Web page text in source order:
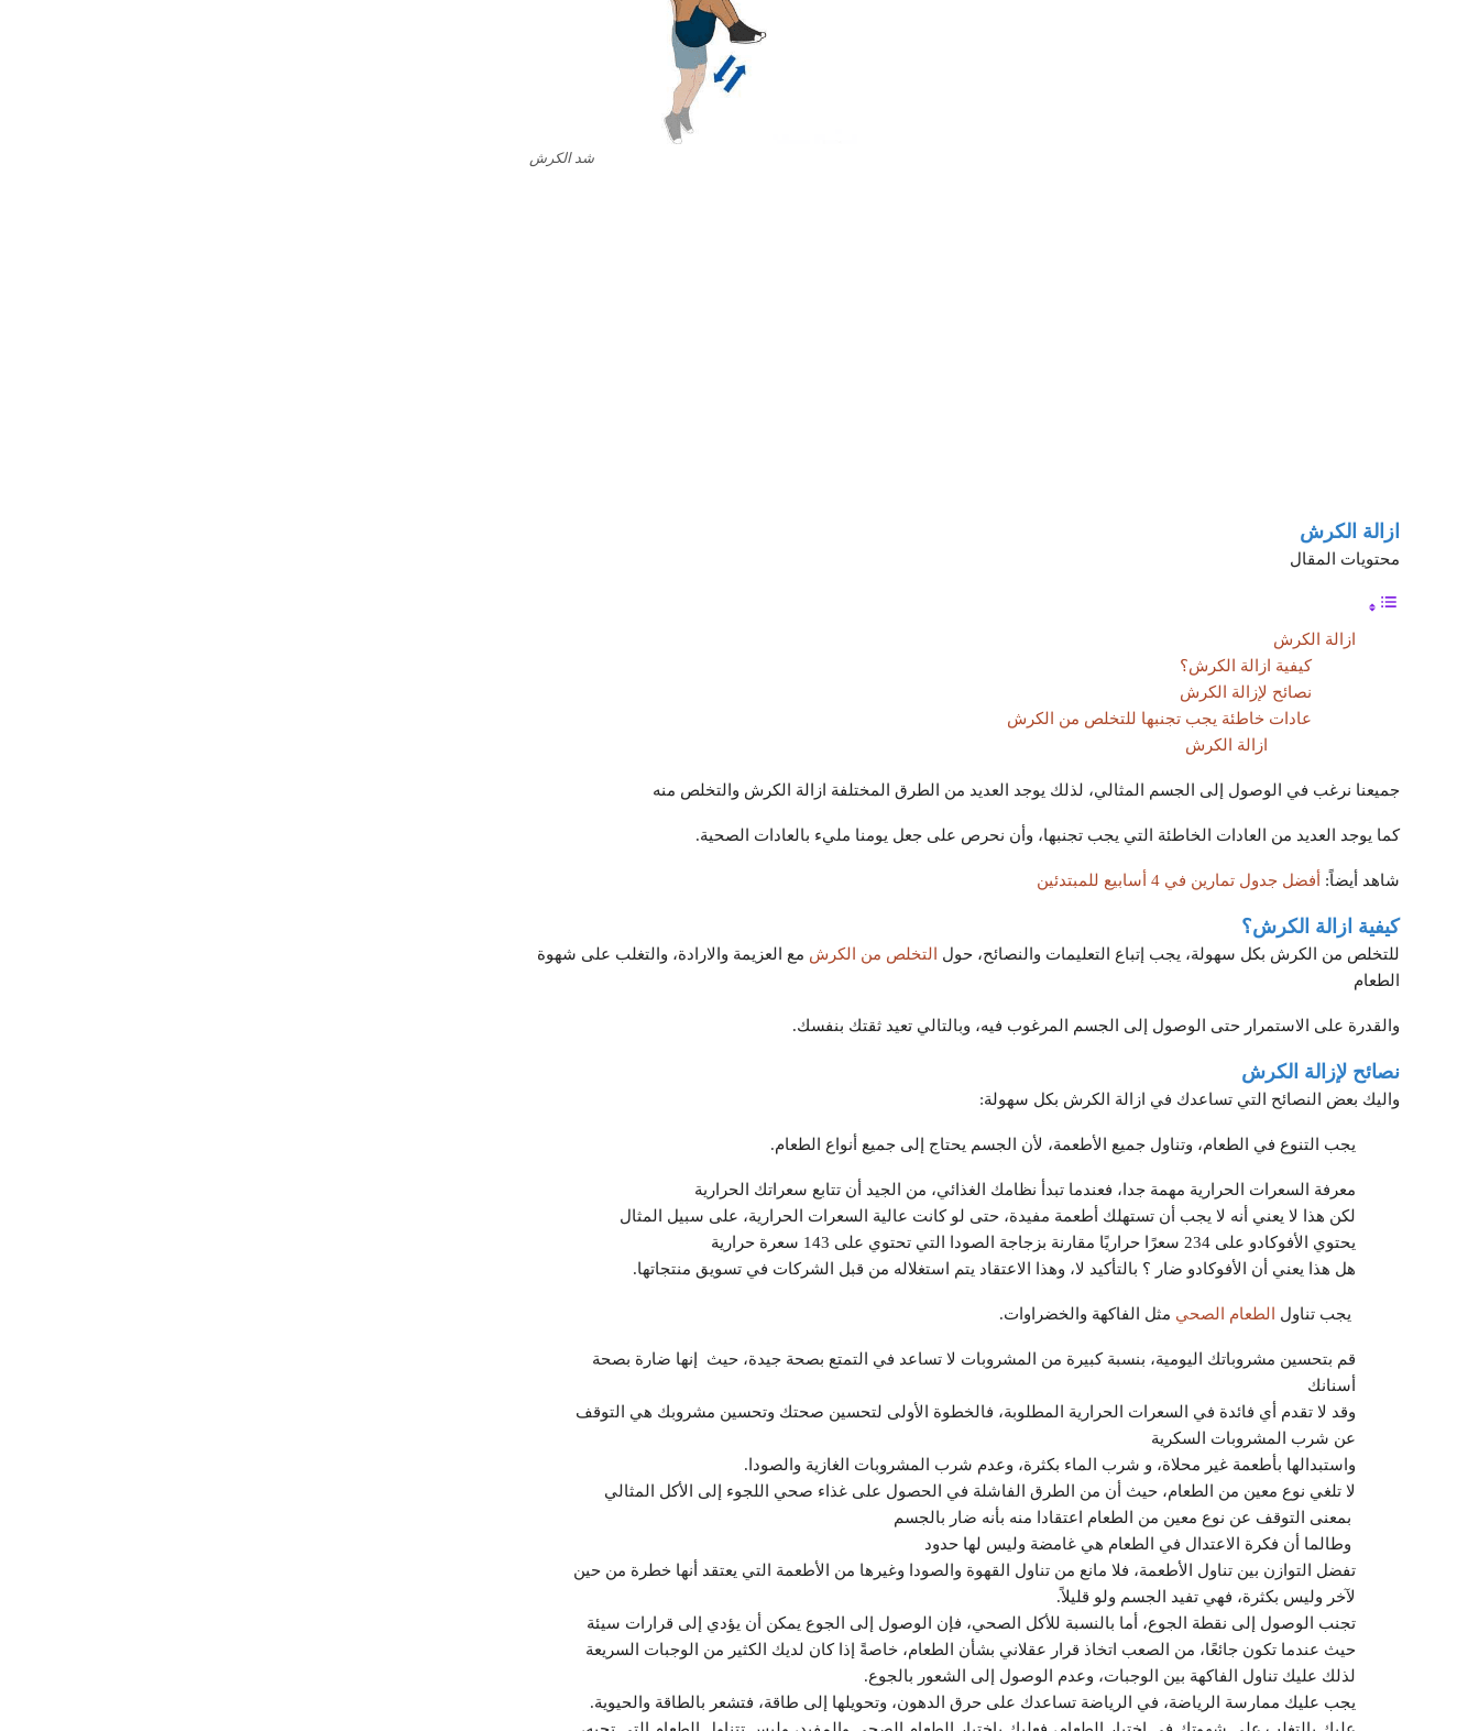
شد الكرش
ازالة الكرش
محتويات المقال
ازالة الكرش
كيفية ازالة الكرش؟
نصائح لإزالة الكرش
عادات خاطئة يجب تجنبها للتخلص من الكرش
ازالة الكرش
جميعنا نرغب في الوصول إلى الجسم المثالي، لذلك يوجد العديد من الطرق المختلفة ازالة الكرش والتخلص منه
كما يوجد العديد من العادات الخاطئة التي يجب تجنبها، وأن نحرص على جعل يومنا مليء بالعادات الصحية.
شاهد أيضاً: أفضل جدول تمارين في 4 أسابيع للمبتدئين
كيفية ازالة الكرش؟
للتخلص من الكرش بكل سهولة، يجب إتباع التعليمات والنصائح، حول التخلص من الكرش مع العزيمة والارادة، والتغلب على شهوة
الطعام
والقدرة على الاستمرار حتى الوصول إلى الجسم المرغوب فيه، وبالتالي تعيد ثقتك بنفسك.
نصائح لإزالة الكرش
واليك بعض النصائح التي تساعدك في ازالة الكرش بكل سهولة:
يجب التنوع في الطعام، وتناول جميع الأطعمة، لأن الجسم يحتاج إلى جميع أنواع الطعام.
معرفة السعرات الحرارية مهمة جدا، فعندما تبدأ نظامك الغذائي، من الجيد أن تتابع سعراتك الحرارية
لكن هذا لا يعني أنه لا يجب أن تستهلك أطعمة مفيدة، حتى لو كانت عالية السعرات الحرارية، على سبيل المثال
يحتوي الأفوكادو على 234 سعرًا حراريًا مقارنة بزجاجة الصودا التي تحتوي على 143 سعرة حرارية
هل هذا يعني أن الأفوكادو ضار ؟ بالتأكيد لا، وهذا الاعتقاد يتم استغلاله من قبل الشركات في تسويق منتجاتها.
يجب تناول الطعام الصحي مثل الفاكهة والخضراوات.
قم بتحسين مشروباتك اليومية، بنسبة كبيرة من المشروبات لا تساعد في التمتع بصحة جيدة، حيث إنها ضارة بصحة
أسنانك
وقد لا تقدم أي فائدة في السعرات الحرارية المطلوبة، فالخطوة الأولى لتحسين صحتك وتحسين مشروبك هي التوقف
عن شرب المشروبات السكرية
واستبدالها بأطعمة غير محلاة، و شرب الماء بكثرة، وعدم شرب المشروبات الغازية والصودا.
لا تلغي نوع معين من الطعام، حيث أن من الطرق الفاشلة في الحصول على غذاء صحي اللجوء إلى الأكل المثالي
بمعنى التوقف عن نوع معين من الطعام اعتقادا منه بأنه ضار بالجسم
وطالما أن فكرة الاعتدال في الطعام هي غامضة وليس لها حدود
تفضل التوازن بين تناول الأطعمة، فلا مانع من تناول القهوة والصودا وغيرها من الأطعمة التي يعتقد أنها خطرة من حين
لآخر وليس بكثرة، فهي تفيد الجسم ولو قليلاً.
تجنب الوصول إلى نقطة الجوع، أما بالنسبة للأكل الصحي، فإن الوصول إلى الجوع يمكن أن يؤدي إلى قرارات سيئة
حيث عندما تكون جائعًا، من الصعب اتخاذ قرار عقلاني بشأن الطعام، خاصةً إذا كان لديك الكثير من الوجبات السريعة
لذلك عليك تناول الفاكهة بين الوجبات، وعدم الوصول إلى الشعور بالجوع.
يجب عليك ممارسة الرياضة، في الرياضة تساعدك على حرق الدهون، وتحويلها إلى طاقة، فتشعر بالطاقة والحيوية.